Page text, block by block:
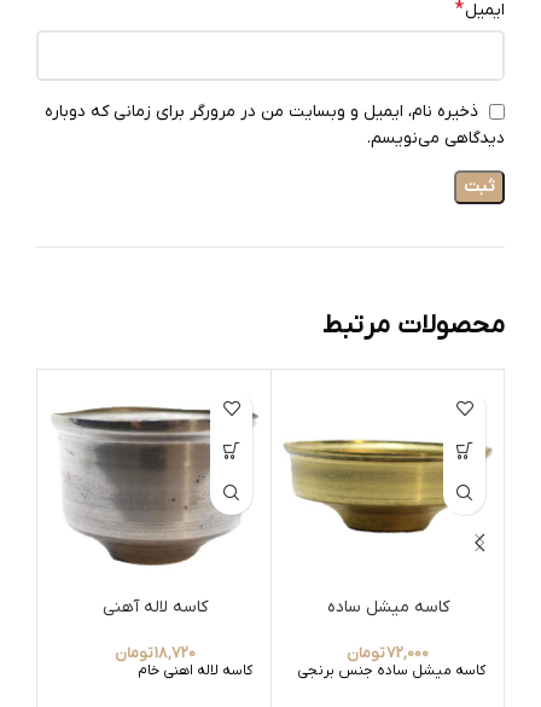
ایمیل*
ذخیره نام، ایمیل و وبسایت من در مرورگر برای زمانی که دوباره
دیدگاهی می‌نویسم.
محصولات مرتبط
کاسه میشل ساده
72,000تومان
کاسه میشل ساده جنس برنجی
کاسه لاله آهنی
18,720تومان
کاسه لاله اهنی خام